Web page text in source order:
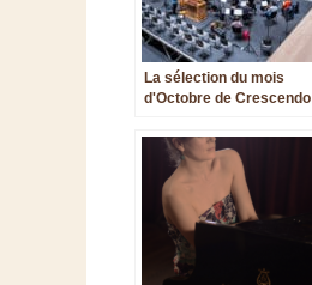
La sélection du mois
d'Octobre de Crescendo